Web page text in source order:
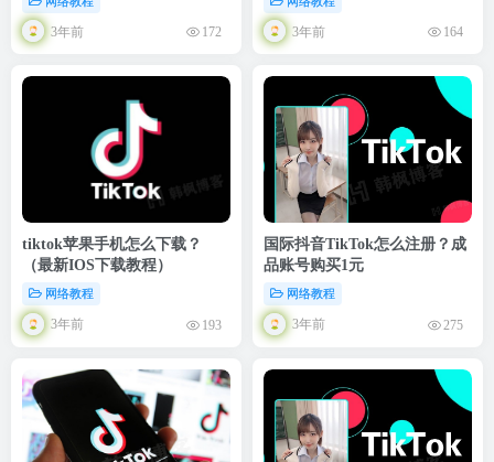
3年前 172 3年前 164
tiktok苹果手机怎么下载？
（最新IOS下载教程）
网络教程
3年前 193
国际抖音TikTok怎么注册？成
品账号购买1元
网络教程
3年前 275